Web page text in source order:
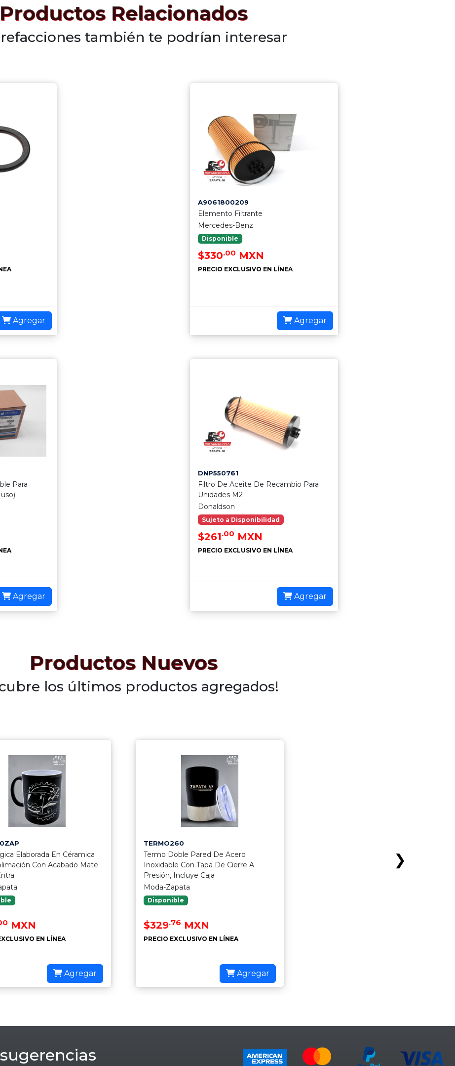
Productos Relacionados
refacciones también te podrían interesar
Agregar
A9061800209
Elemento Filtrante
Mercedes-Benz
Disponible
$330.00 MXN
PRECIO EXCLUSIVO EN LÍNEA
Agregar
Para
Agregar
DNP550761
Filtro De Aceite De Recambio Para
Unidades M2
Donaldson
Sujeto a Disponibilidad
$261.00 MXN
PRECIO EXCLUSIVO EN LÍNEA
Agregar
Productos Nuevos
los últimos productos agregados!
Elaborada En Céramica
Con Acabado Mate
MXN
EN LÍNEA
Agregar
TERMO260
Termo Doble Pared De Acero
Inoxidable Con Tapa De Cierre A
Presión, Incluye Caja
Moda-Zapata
Disponible
$329 .76 MXN
PRECIO EXCLUSIVO EN LÍNEA
Agregar
❯